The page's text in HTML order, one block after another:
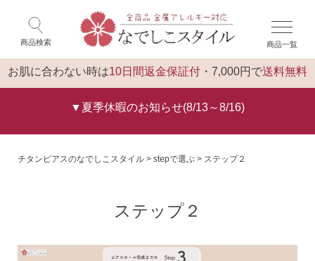
商品検索 商品一覧
お肌に合わない時は10日間返金保証付 ・7,000円で送料無料
▼夏季休暇のお知らせ(8/13～8/16)
閉じる
ゲスト 様 こんにちは
チタンピアスのなでしこスタイル stepで選ぶ ステップ２
ステップ２